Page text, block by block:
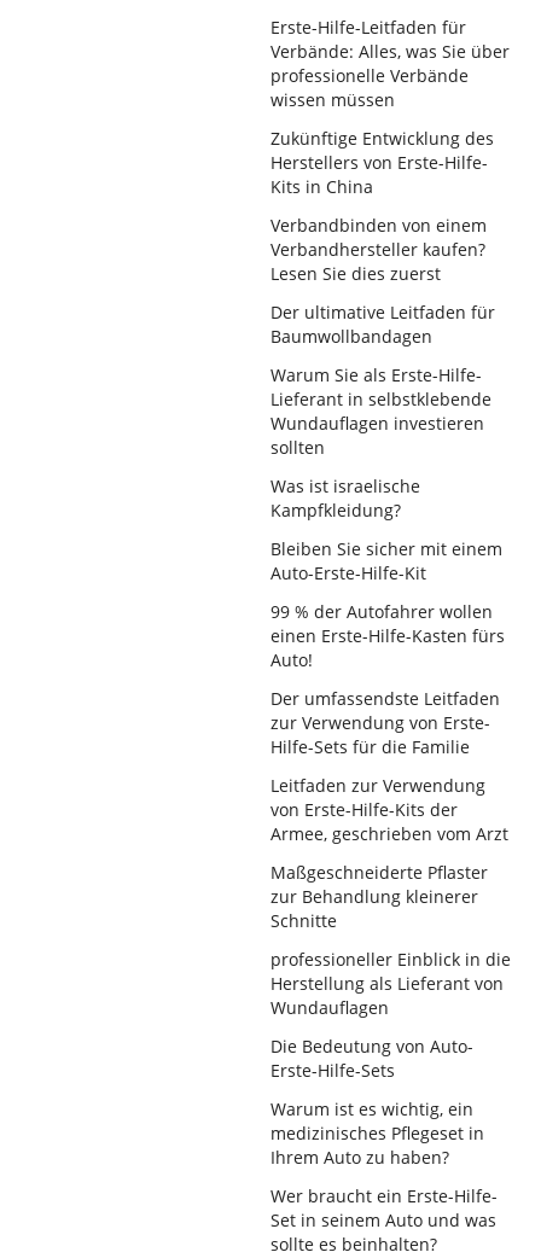
Erste-Hilfe-Leitfaden für
Verbände: Alles, was Sie über
professionelle Verbände
wissen müssen
Zukünftige Entwicklung des
Herstellers von Erste-Hilfe-
Kits in China
Verbandbinden von einem
Verbandhersteller kaufen?
Lesen Sie dies zuerst
Der ultimative Leitfaden für
Baumwollbandagen
Warum Sie als Erste-Hilfe-
Lieferant in selbstklebende
Wundauflagen investieren
sollten
Was ist israelische
Kampfkleidung?
Bleiben Sie sicher mit einem
Auto-Erste-Hilfe-Kit
99 % der Autofahrer wollen
einen Erste-Hilfe-Kasten fürs
Auto!
Der umfassendste Leitfaden
zur Verwendung von Erste-
Hilfe-Sets für die Familie
Leitfaden zur Verwendung
von Erste-Hilfe-Kits der
Armee, geschrieben vom Arzt
Maßgeschneiderte Pflaster
zur Behandlung kleinerer
Schnitte
professioneller Einblick in die
Herstellung als Lieferant von
Wundauflagen
Die Bedeutung von Auto-
Erste-Hilfe-Sets
Warum ist es wichtig, ein
medizinisches Pflegeset in
Ihrem Auto zu haben?
Wer braucht ein Erste-Hilfe-
Set in seinem Auto und was
sollte es beinhalten?